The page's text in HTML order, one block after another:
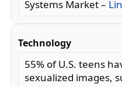
Systems Market –
Technology
55% of U.S. teens
sexualized images,